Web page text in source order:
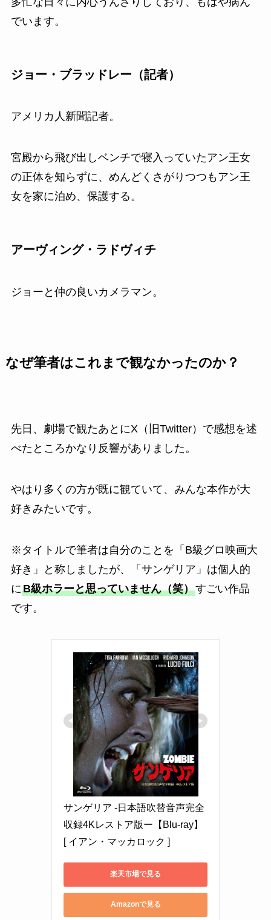
でいます。
ジョー・ブラッドレー（記者）
アメリカ人新聞記者。
宮殿から飛び出しベンチで寝入っていたアン王女
の正体を知らずに、めんどくさがりつつもアン王
女を家に泊め、保護する。
アーヴィング・ラドヴィチ
ジョーと仲の良いカメラマン。
なぜ筆者はこれまで観なかったのか？
先日、劇場で観たあとにX（旧Twitter）で感想を述
べたところかなり反響がありました。
やはり多くの方が既に観ていて、みんな本作が大
好きみたいです。
※タイトルで筆者は自分のことを「B級グロ映画大
好き」と称しましたが、「サンゲリア」は個人的
にB級ホラーと思っていません（笑）すごい作品
です。
サンゲリア -日本語吹替音声完全
収録4Kレストア版ー【Blu-ray】
[ イアン・マッカロック ]
楽天市場で見る
Amazonで見る